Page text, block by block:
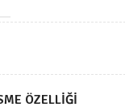
ÖZELLIĞI